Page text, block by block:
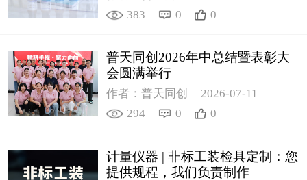
383
0 0
普天同创2026年中总结暨表彰大
会圆满举行
作者：普天同创
2026-07-11
294
0 0
计量仪器 | 非标工装检具定制：您
提供规程，我们负责制作